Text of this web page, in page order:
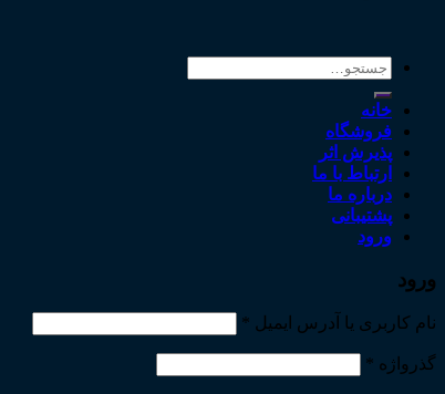
جستجو
خانه
فروشگاه
پذیرش اثر
ارتباط با ما
درباره ما
پشتیبانی
ورود
ورود
نام کاربری یا آدرس ایمیل *
گذرواژه *